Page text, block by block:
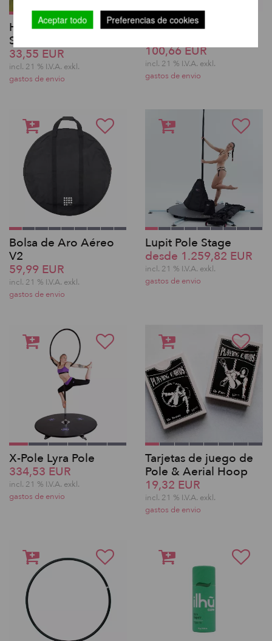
High-Waist Scrunch
Shorts - Pole Addict
33,55 EUR
incl. 21 % I.V.A. exkl.
gastos de envio
Set de aparejos para
100,66 EUR
incl. 21 % I.V.A. exkl.
gastos de envio
Bolsa de Aro Aéreo
V2
59,99 EUR
incl. 21 % I.V.A. exkl.
gastos de envio
Lupit Pole Stage
desde 1.259,82 EUR
incl. 21 % I.V.A. exkl.
gastos de envio
X-Pole Lyra Pole
334,53 EUR
incl. 21 % I.V.A. exkl.
gastos de envio
Tarjetas de juego de
Pole & Aerial Hoop
19,32 EUR
incl. 21 % I.V.A. exkl.
gastos de envio
Aceptar todo Preferencias de cookies